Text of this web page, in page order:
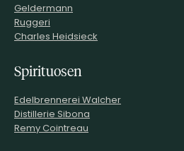
Geldermann
Ruggeri
Charles Heidsieck
Spirituosen
Edelbrennerei Walcher
Distillerie Sibona
Remy Cointreau